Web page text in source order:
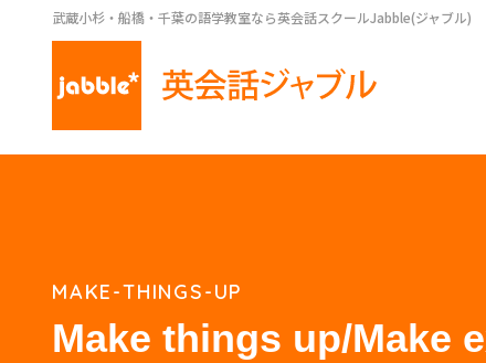
武蔵小杉・船橋・千葉の語学教室なら英会話スクールJabble(ジャブル)
MAKE-THINGS-UP
Make things up/Make